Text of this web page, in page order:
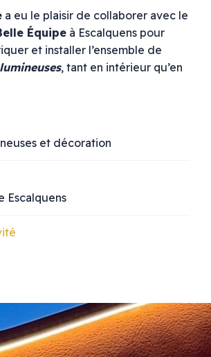
a eu le plaisir de collaborer avec le
Équipe à Escalquens pour
et installer l’ensemble de
, tant en intérieur qu’en
et décoration
Escalquens